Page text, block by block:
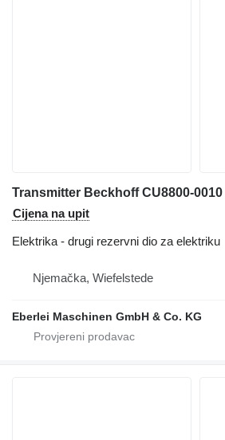
Cijena na upit
Elektrika - drugi rezervni dio za elektriku
Njemačka, Wiefelstede
Eberlei Maschinen GmbH & Co. KG